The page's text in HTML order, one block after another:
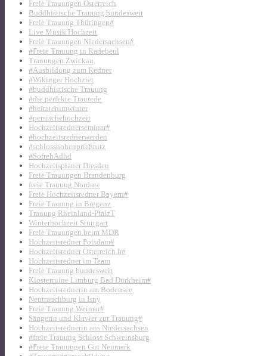
Freie Trauungen Österreich
Buddhistische Trauung bundesweit
Freie Trauung Thüringen#
Live Musik Hochzeit
Freie Trauungen Niedersachsen#
#Freie Trauung in Radebeul
Trauungen Zwickau
#Ausbildung zum Redner
#Wikinger Hochziet
#buddhistische Trauung
#die perfekte Traurede
#heiratenimwinter
#persischehochzeit
Hochzeitsrednerseminar#
#hochzeitsrednerwerden
#schlosshohenprießnitz
#SofrehAdhd
Hochzeitsplaner Dresden
Freie Trauungen Brandenburg
freie Trauung Nordsee
Freie Hochzeitsredner Bayern#
Freie Trauung in Bregenz
Trauung Rheinland-PfalzT
Winterhochzeit Stuttgart
Freie Trauungen beim MDR
Hochzeitsredner Potsdam#
Hochzeitsredner Österreich h#
Hochzeitsredner im Team
Freie Trauung bundesweit
Klosterruine Limburg Bad Dürkheim#
Hochzeitsrednerin am Bodensee
Neutrauchburg in Isny
Freie Trauung Weimar#
Sängerin und Klavier zur Trauung#
Hochzeitsrednerin aus Niedersachsen
#freie Trauung Schloss Schweinsburg
#Freie Trauungen Gut Neumark